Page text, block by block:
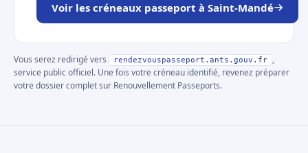
Voir les créneaux passeport à Saint-Mandé
Vous serez redirigé vers rendezvouspasseport.ants.gouv.fr
,
service public officiel. Une fois votre créneau identifié, revenez préparer
votre dossier complet sur Renouvellement Passeports.